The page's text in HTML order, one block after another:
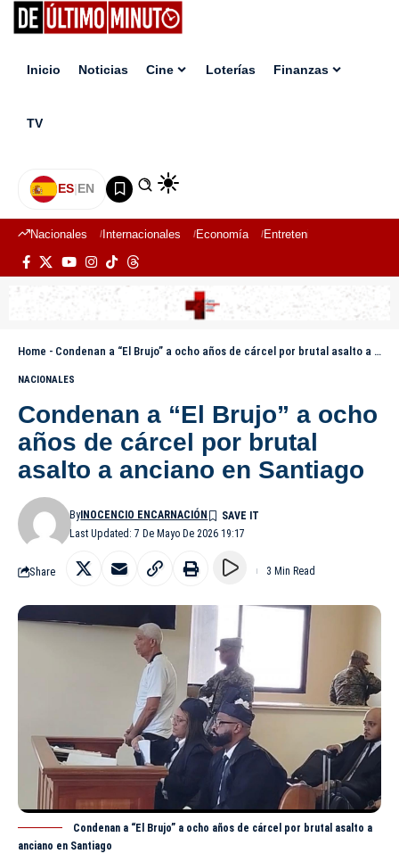
Inicio Noticias Cine Loterías Finanzas
TV
ES|EN
Nacionales Internacionales Economía Entretenimiento
Home - Condenan a “El Brujo” a ocho años de cárcel por brutal asalto a anciano en Santiago
NACIONALES
Condenan a “El Brujo” a ocho
años de cárcel por brutal
asalto a anciano en Santiago
Last Updated: 7 De Mayo De 2026 19:17
ByINOCENCIO ENCARNACIÓN
Share 3 Min Read
Condenan a “El Brujo” a ocho años de cárcel por brutal asalto a
anciano en Santiago